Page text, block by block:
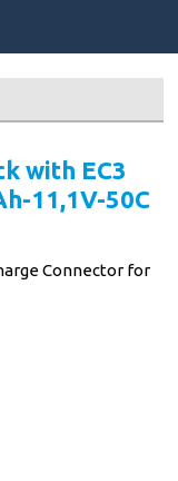
with EC3
11,1V-50C
Connector for